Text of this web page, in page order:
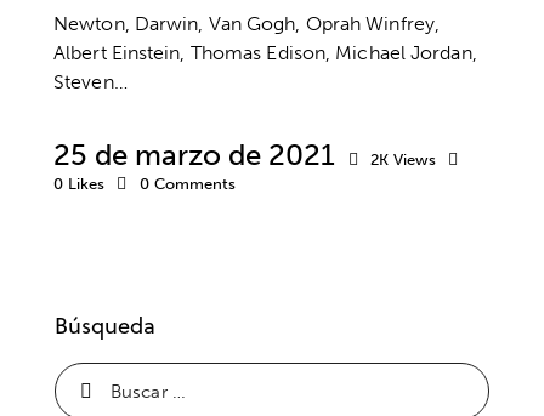
Newton, Darwin, Van Gogh, Oprah Winfrey,
Albert Einstein, Thomas Edison, Michael Jordan,
Steven…
25 de marzo de 2021 2K Views
0 Likes 0 Comments
Búsqueda